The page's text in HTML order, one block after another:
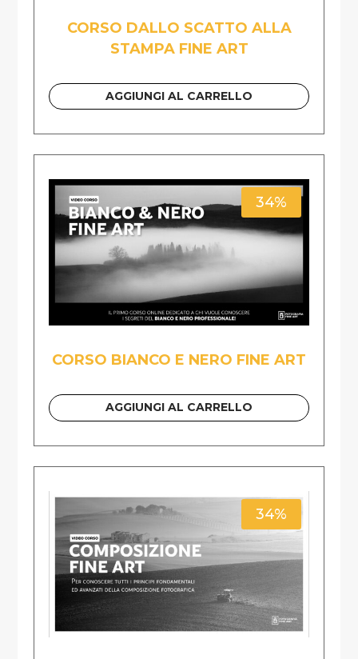
CORSO DALLO SCATTO ALLA
STAMPA FINE ART
AGGIUNGI AL CARRELLO
34%
CORSO BIANCO E NERO FINE ART
AGGIUNGI AL CARRELLO
34%